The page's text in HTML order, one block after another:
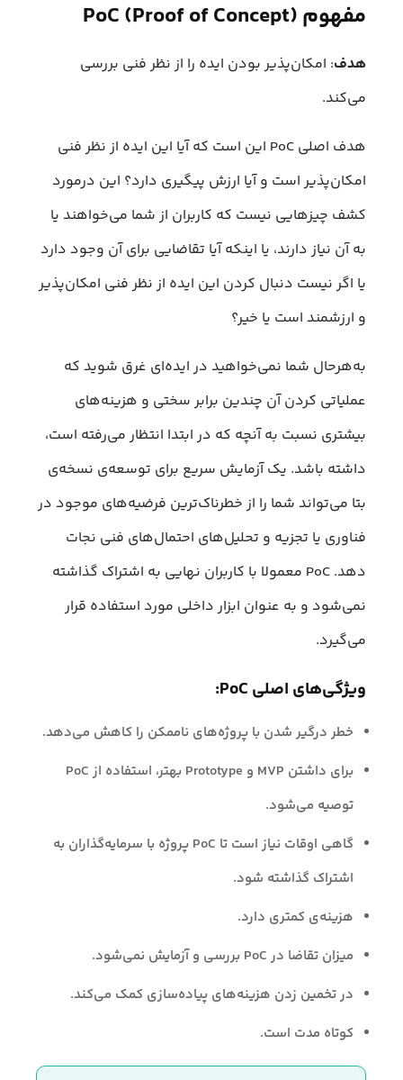
مفهوم PoC (Proof of Concept)
هدف: امکان‌پذیر بودن ایده را از نظر فنی بررسی
می‌کند.
هدف اصلی PoC این است که آیا این ایده از نظر فنی
امکان‌پذیر است و آیا ارزش پیگیری دارد؟ این درمورد
کشف چیزهایی نیست که کاربران از شما می‌خواهند یا
به آن نیاز دارند، یا اینکه آیا تقاضایی برای آن وجود دارد
یا اگر نیست دنبال کردن این ایده از نظر فنی امکان‌پذیر
و ارزشمند است یا خیر؟
به‌هرحال شما نمی‌خواهید در ایده‌ای غرق شوید که
عملیاتی کردن آن چندین برابر سختی و هزینه‌های
بیشتری نسبت به آنچه که در ابتدا انتظار می‌رفته است،
داشته باشد. یک آزمایش سریع برای توسعه‌ی نسخه‌ی
بتا می‌تواند شما را از خطرناک‌ترین فرضیه‌های موجود در
فناوری یا تجزیه و تحلیل‌های احتمال‌های فنی نجات
‌دهد. PoC معمولا با کاربران نهایی به اشتراک گذاشته
نمی‌شود و به عنوان ابزار داخلی مورد استفاده قرار
می‌گیرد.
ویژگی‌های اصلی PoC:
خطر درگیر شدن با پروژه‌های ناممکن را کاهش می‌دهد.
برای داشتن MVP و Prototype بهتر، استفاده از PoC
توصیه می‌شود.
گاهی اوقات نیاز است تا PoC پروژه با سرمایه‌گذاران به
اشتراک گذاشته شود.
هزینه‌ی کمتری دارد.
میزان تقاضا در PoC بررسی و آزمایش نمی‌شود.
در تخمین زدن هزینه‌های پیاده‌سازی کمک می‌کند.
کوتاه مدت است.